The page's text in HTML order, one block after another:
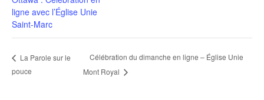
ligne avec l’Église Unie
Saint-Marc
La Parole sur le
pouce
Célébration du dimanche en ligne – Église Unie
Mont Royal